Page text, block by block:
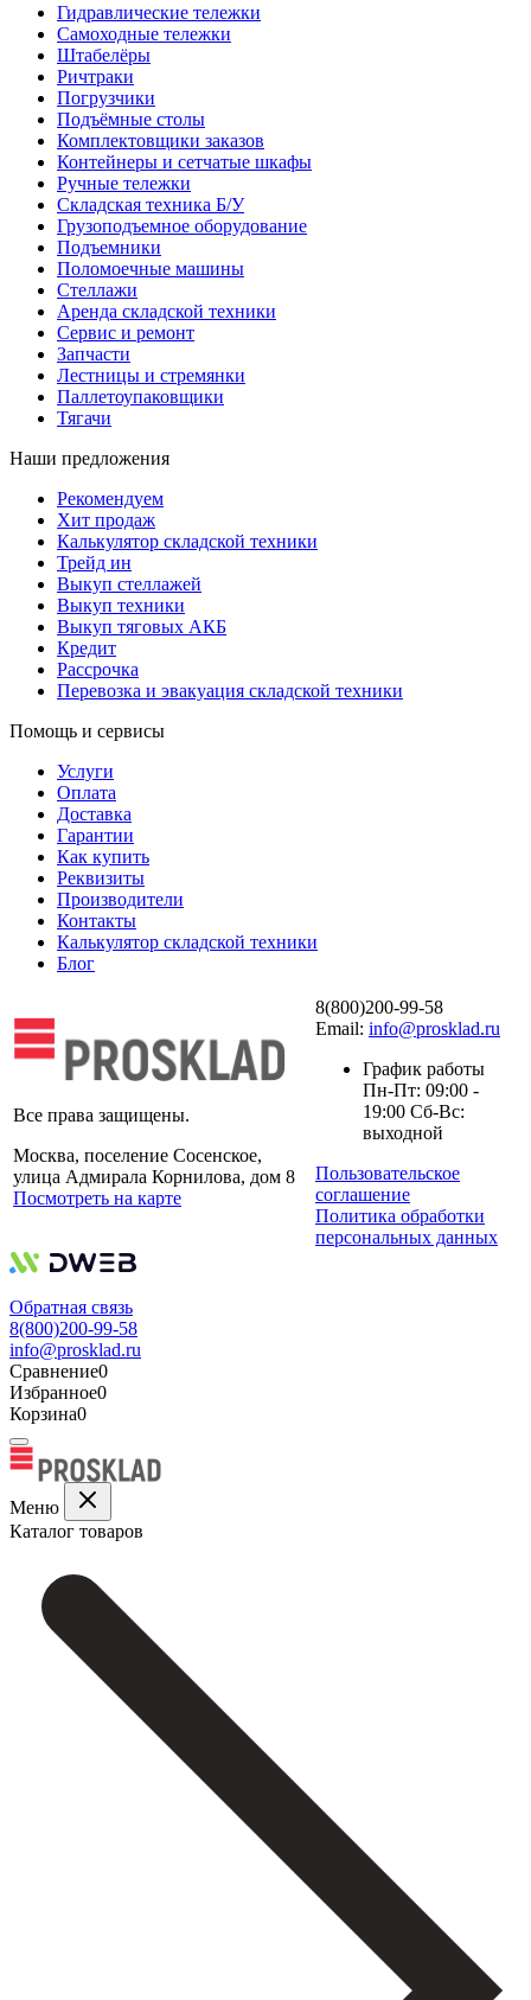
Гидравлические тележки
Самоходные тележки
Штабелёры
Ричтраки
Погрузчики
Подъёмные столы
Комплектовщики заказов
Контейнеры и сетчатые шкафы
Ручные тележки
Складская техника Б/У
Грузоподъемное оборудование
Подъемники
Поломоечные машины
Стеллажи
Аренда складской техники
Сервис и ремонт
Запчасти
Лестницы и стремянки
Паллетоупаковщики
Тягачи
Наши предложения
Рекомендуем
Хит продаж
Калькулятор складской техники
Трейд ин
Выкуп стеллажей
Выкуп техники
Выкуп тяговых АКБ
Кредит
Рассрочка
Перевозка и эвакуация складской техники
Помощь и сервисы
Услуги
Оплата
Доставка
Гарантии
Как купить
Реквизиты
Производители
Контакты
Калькулятор складской техники
Блог
Все права защищены.
Москва, поселение Сосенское,
улица Адмирала Корнилова, дом 8
Посмотреть на карте
8(800)200-99-58
Email: info@prosklad.ru
График работы
Пн-Пт: 09:00 -
19:00 Сб-Вс:
выходной
Пользовательское
соглашение
Политика обработки
персональных данных
Обратная связь
8(800)200-99-58
info@prosklad.ru
Сравнение0
Избранное0
Корзина0
Меню
Каталог товаров